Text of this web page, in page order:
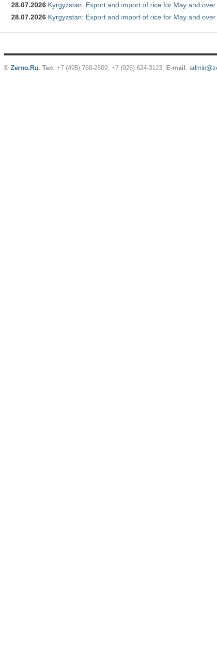
28.07.2026 Kyrgyzstan: Export and import of rice for May and
28.07.2026 Kyrgyzstan: Export and import of rice for May and
© Zerno.Ru. Тел: +7 (495) 760-2509, +7 (926) 624-3123, E-mail :